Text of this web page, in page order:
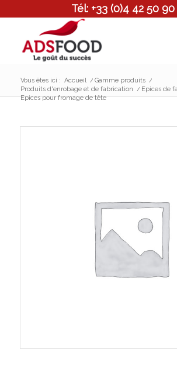
Tél: +33 (0)4 42 50
Vous êtes ici : Accueil / Gamme produits /
Produits d'enrobage et de fabrication / Epices de
Epices pour fromage de tête